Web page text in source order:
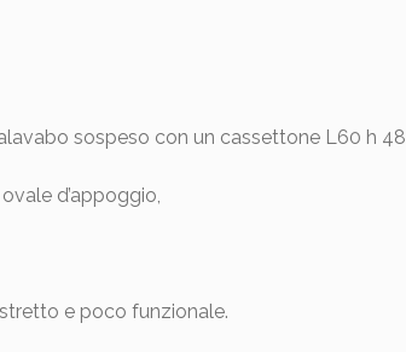
sospeso con un cassettone L60 h
d’appoggio,
e poco funzionale.